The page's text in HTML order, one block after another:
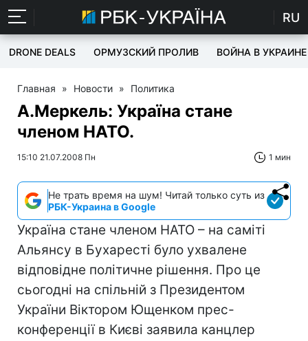
RU
DRONE DEALS ОРМУЗСКИЙ ПРОЛИВ ВОЙНА В УКРАИНЕ
Главная » Новости » Политика
А.Меркель: Україна стане
членом НАТО.
15:10 21.07.2008 Пн 1 мин
Не трать время на шум! Читай только суть из
РБК-Украина в Google
Україна стане членом НАТО – на саміті
Альянсу в Бухаресті було ухвалене
відповідне політичне рішення. Про це
сьогодні на спільній з Президентом
України Віктором Ющенком прес-
конференції в Києві заявила канцлер